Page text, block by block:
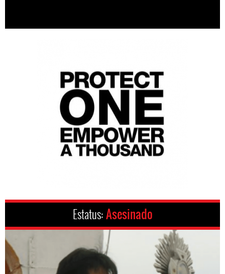
Estatus:Asesinado